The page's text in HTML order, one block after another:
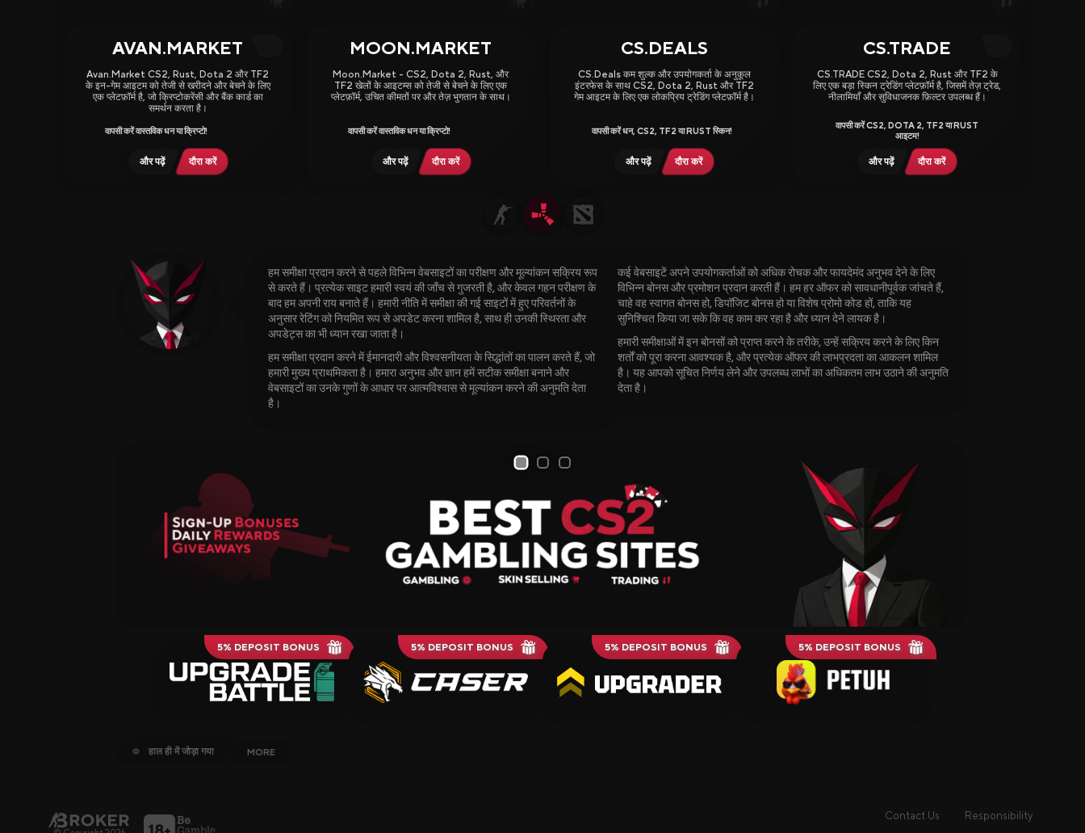
4.25AVAN.MARKET
Avan.Market CS2, Rust, Dota 2 और TF2
के इन-गेम आइटम को तेजी से खरीदने और बेचने के लिए
एक प्लेटफ़ॉर्म है, जो क्रिप्टोकरेंसी और बैंक कार्ड का
समर्थन करता है।
वापसी करें वास्तविक धन या क्रिप्टो!
और पढ़ें दौरा करें
3.88MOON.MARKET
Moon.Market - CS2, Dota 2, Rust, और
TF2 खेलों के आइटम्स को तेजी से बेचने के लिए एक
प्लेटफ़ॉर्म, उचित कीमतों पर और तेज़ भुगतान के साथ।
वापसी करें वास्तविक धन या क्रिप्टो!
और पढ़ें दौरा करें
CS.DEALS
CS.Deals कम शुल्क और उपयोगकर्ता के अनुकूल
इंटरफेस के साथ CS2, Dota 2, Rust और TF2
गेम आइटम के लिए एक लोकप्रिय ट्रेडिंग प्लेटफ़ॉर्म है।
वापसी करें धन, CS2, TF2 या RUST स्किन!
और पढ़ें दौरा करें
CS.TRADE
CS.TRADE CS2, Dota 2, Rust और TF2 के
लिए एक बड़ा स्किन ट्रेडिंग प्लेटफ़ॉर्म है, जिसमें तेज़ ट्रेड,
नीलामियाँ और सुविधाजनक फ़िल्टर उपलब्ध हैं।
वापसी करें CS2, DOTA 2, TF2 या RUST
आइटम!
और पढ़ें दौरा करें
हम समीक्षा प्रदान करने से पहले विभिन्न वेबसाइटों का परीक्षण और मूल्यांकन सक्रिय रूप
से करते हैं। प्रत्येक साइट हमारी स्वयं की जाँच से गुजरती है, और केवल गहन परीक्षण के
बाद हम अपनी राय बनाते हैं। हमारी नीति में समीक्षा की गई साइटों में हुए परिवर्तनों के
अनुसार रेटिंग को नियमित रूप से अपडेट करना शामिल है, साथ ही उनकी स्थिरता और
अपडेट्स का भी ध्यान रखा जाता है।
हम समीक्षा प्रदान करने में ईमानदारी और विश्वसनीयता के सिद्धांतों का पालन करते हैं, जो
हमारी मुख्य प्राथमिकता है। हमारा अनुभव और ज्ञान हमें सटीक समीक्षा बनाने और
वेबसाइटों का उनके गुणों के आधार पर आत्मविश्वास से मूल्यांकन करने की अनुमति देता
है।
कई वेबसाइटें अपने उपयोगकर्ताओं को अधिक रोचक और फायदेमंद अनुभव देने के लिए
विभिन्न बोनस और प्रमोशन प्रदान करती हैं। हम हर ऑफर को सावधानीपूर्वक जांचते हैं,
चाहे वह स्वागत बोनस हो, डिपॉजिट बोनस हो या विशेष प्रोमो कोड हों, ताकि यह
सुनिश्चित किया जा सके कि वह काम कर रहा है और ध्यान देने लायक है।
हमारी समीक्षाओं में इन बोनसों को प्राप्त करने के तरीके, उन्हें सक्रिय करने के लिए किन
शर्तों को पूरा करना आवश्यक है, और प्रत्येक ऑफर की लाभप्रदता का आकलन शामिल
है। यह आपको सूचित निर्णय लेने और उपलब्ध लाभों का अधिकतम लाभ उठाने की अनुमति
देता है।
1 2 3
हाल ही में जोड़ा गया MORE
5% DEPOSIT BONUS 5% DEPOSIT BONUS 5% DEPOSIT BONUS 5% DEPOSIT BONUS
Contact Us Responsibility